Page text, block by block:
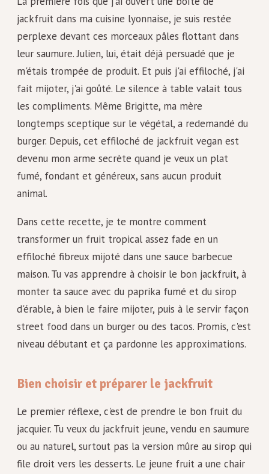
jackfruit dans ma cuisine lyonnaise, je suis restée
perplexe devant ces morceaux pâles flottant dans
leur saumure. Julien, lui, était déjà persuadé que je
m'étais trompée de produit. Et puis j'ai effiloché, j'ai
fait mijoter, j'ai goûté. Le silence à table valait tous
les compliments. Même Brigitte, ma mère
longtemps sceptique sur le végétal, a redemandé du
burger. Depuis, cet effiloché de jackfruit vegan est
devenu mon arme secrète quand je veux un plat
fumé, fondant et généreux, sans aucun produit
animal.
Dans cette recette, je te montre comment
transformer un fruit tropical assez fade en un
effiloché fibreux mijoté dans une sauce barbecue
maison. Tu vas apprendre à choisir le bon jackfruit, à
monter ta sauce avec du paprika fumé et du sirop
d'érable, à bien le faire mijoter, puis à le servir façon
street food dans un burger ou des tacos. Promis, c'est
niveau débutant et ça pardonne les approximations.
Bien choisir et préparer le jackfruit
Le premier réflexe, c'est de prendre le bon fruit du
jacquier. Tu veux du jackfruit jeune, vendu en saumure
ou au naturel, surtout pas la version mûre au sirop qui
file droit vers les desserts. Le jeune fruit a une chair